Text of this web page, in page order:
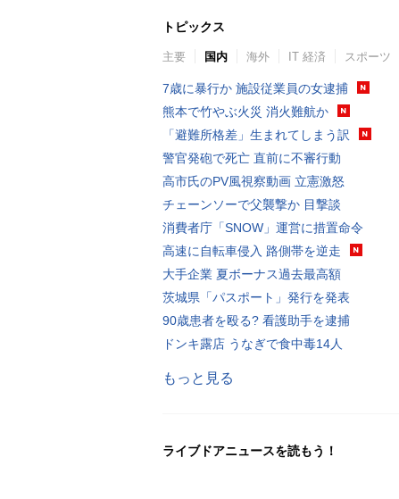
トピックス
主要 国内 海外 IT 経済 スポーツ
7歳に暴行か 施設従業員の女逮捕
熊本で竹やぶ火災 消火難航か
「避難所格差」生まれてしまう訳
警官発砲で死亡 直前に不審行動
高市氏のPV風視察動画 立憲激怒
チェーンソーで父襲撃か 目撃談
消費者庁「SNOW」運営に措置命令
高速に自転車侵入 路側帯を逆走
大手企業 夏ボーナス過去最高額
茨城県「パスポート」発行を発表
90歳患者を殴る? 看護助手を逮捕
ドンキ露店 うなぎで食中毒14人
もっと見る
ライブドアニュースを読もう！